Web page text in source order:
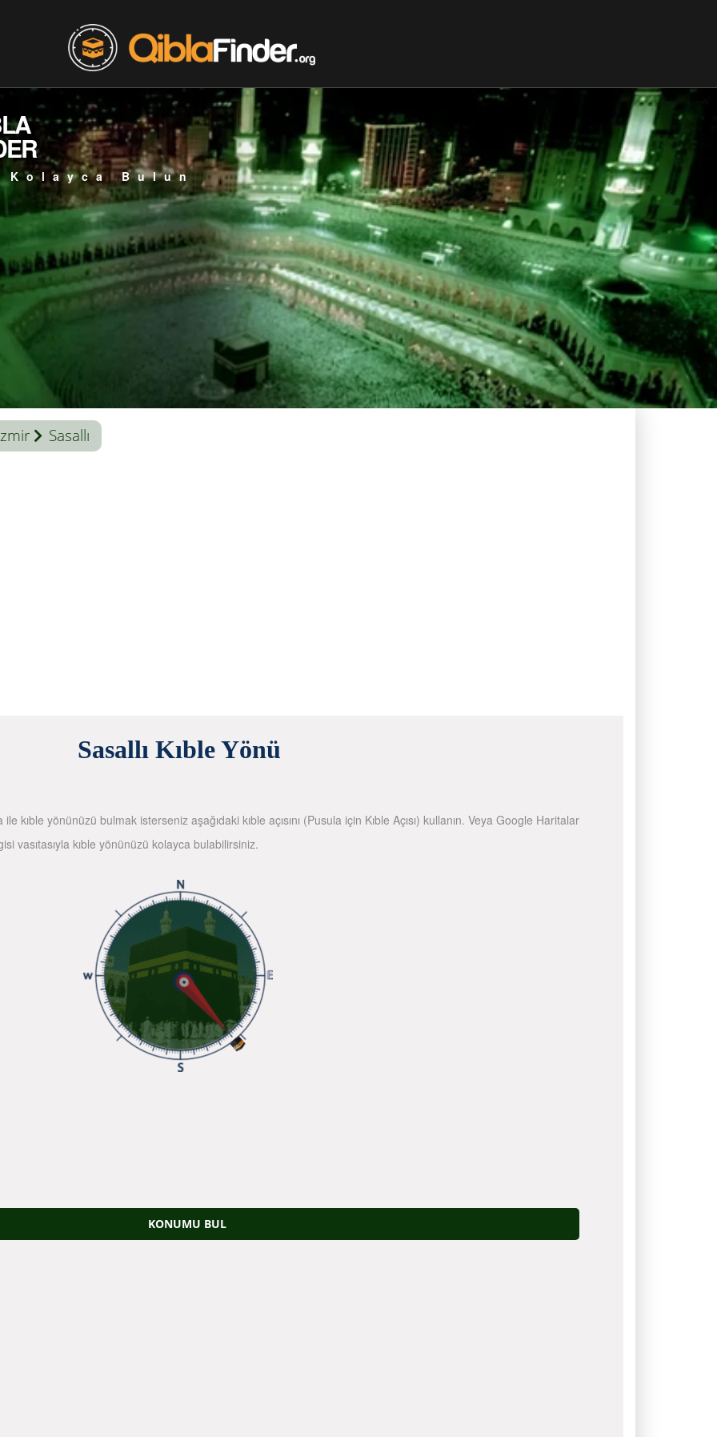
Kolayca Bulun
Sasallı
Sasallı Kıble Yönü
kıble yönünüzü bulmak isterseniz aşağıdaki kıble açısını (Pusula için Kıble Açısı) kullanın. Veya Google Haritalar
vasıtasıyla kıble yönünüzü kolayca bulabilirsiniz.
KONUMU BUL